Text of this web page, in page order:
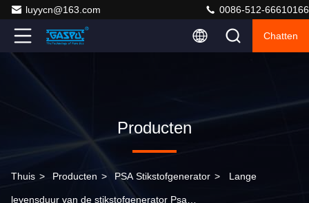
luyycn@163.com 0086-512-66610166
Chatten
Producten
Thuis > Producten > PSA Stikstofgenerator > Lange
levensduur van de stikstofgenerator Psa